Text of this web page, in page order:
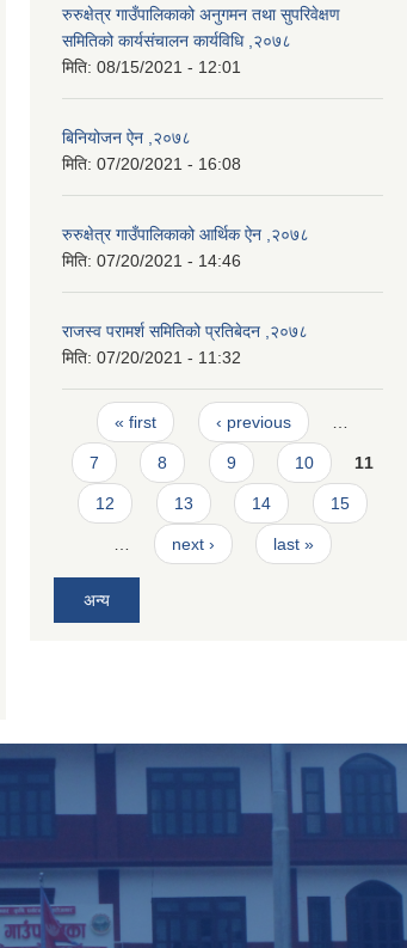
रुरुक्षेत्र गाउँपालिकाको अनुगमन तथा सुपरिवेक्षण
समितिको कार्यसंचालन कार्यविधि ,२०७८
मिति: 08/15/2021 - 12:01
बिनियोजन ऐन ,२०७८
मिति: 07/20/2021 - 16:08
रुरुक्षेत्र गाउँपालिकाको आर्थिक ऐन ,२०७८
मिति: 07/20/2021 - 14:46
राजस्व परामर्श समितिको प्रतिबेदन ,२०७८
मिति: 07/20/2021 - 11:32
Pages
« first ‹ previous
7 8 9 10 11
12 13 14 15
next › last »
अन्य